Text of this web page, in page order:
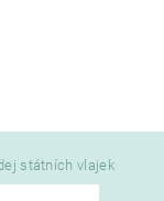
státních vlajek